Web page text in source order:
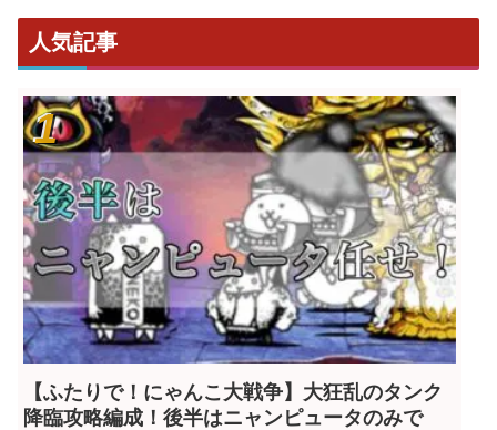
人気記事
【ふたりで！にゃんこ大戦争】大狂乱のタンク
降臨攻略編成！後半はニャンピュータのみで